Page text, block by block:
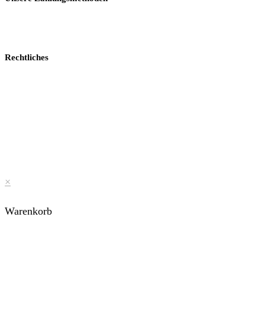
Rechtliches
×
Warenkorb